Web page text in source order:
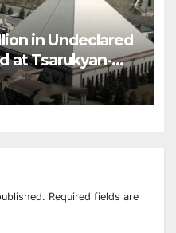
in Undeclared
at Tsarukyan-
Center
Required fields are